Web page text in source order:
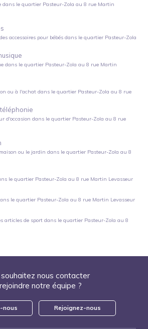
dans le quartier Pasteur-Zola au 8 rue Martin
accessoires pour bébés dans le quartier Pasteur-Zola
dans le quartier Pasteur-Zola au 8 rue Martin
ou à l'achat dans le quartier Pasteur-Zola au 8 rue
d'occasion dans le quartier Pasteur-Zola au 8 rue
ou le jardin dans le quartier Pasteur-Zola au 8
le quartier Pasteur-Zola au 8 rue Martin Levasseur
le quartier Pasteur-Zola au 8 rue Martin Levasseur
articles de sport dans le quartier Pasteur-Zola au 8
nous contacter
notre équipe ?
nous Rejoignez-nous